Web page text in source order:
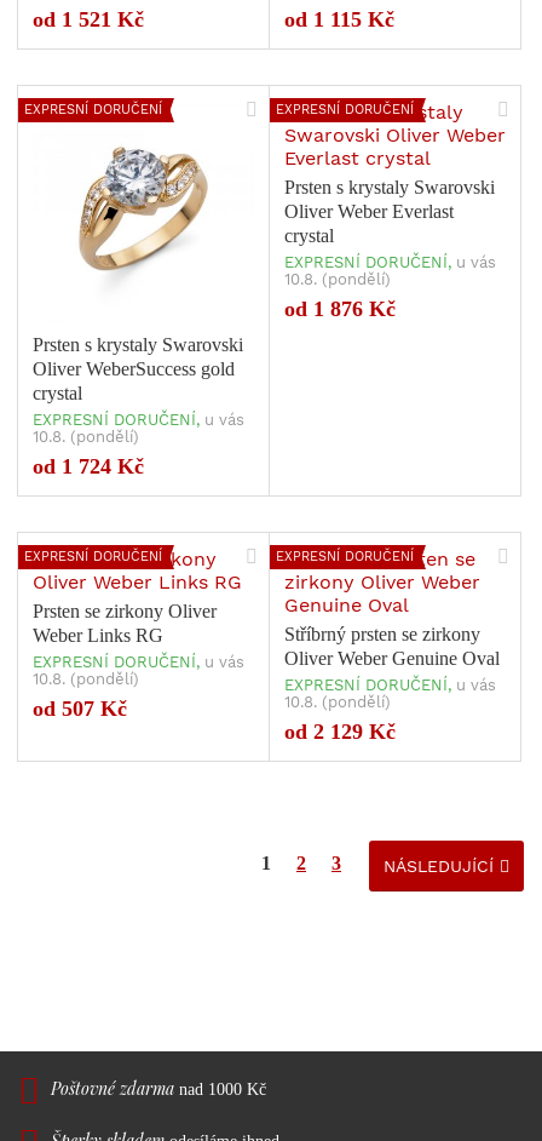
od 1 521 Kč
Počet variant: 1 od 1 115 Kč
Počet variant: 1
EXPRESNÍ DORUČENÍ
Prsten s krystaly Swarovski
Oliver WeberSuccess gold
crystal
EXPRESNÍ DORUČENÍ, u vás
10.8. (pondělí)
od 1 724 Kč
Počet variant: 1
EXPRESNÍ DORUČENÍ
Prsten s krystaly Swarovski
Oliver Weber Everlast
crystal
EXPRESNÍ DORUČENÍ, u vás
10.8. (pondělí)
od 1 876 Kč
EXPRESNÍ DORUČENÍ
Prsten se zirkony Oliver
Weber Links RG
EXPRESNÍ DORUČENÍ, u vás
10.8. (pondělí)
od 507 Kč
EXPRESNÍ DORUČENÍ
Stříbrný prsten se zirkony
Oliver Weber Genuine Oval
EXPRESNÍ DORUČENÍ, u vás
10.8. (pondělí)
od 2 129 Kč
Počet variant: 1
NÁSLEDUJÍCÍ
1 2 3
Poštovné zdarma nad 1000 Kč